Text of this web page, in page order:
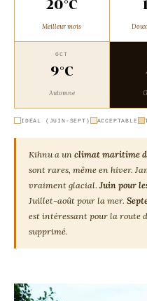
20°C
Meilleur mois
OCT
9°C
Automne
IDÉAL (JUIN-SEPT) ACCEPTABLE
Kihnu a un climat maritime
sont rares, même en hiver.
vraiment glacial. Juin pour
Juillet-août pour la mer.
est intéressant pour la route
supprimé.